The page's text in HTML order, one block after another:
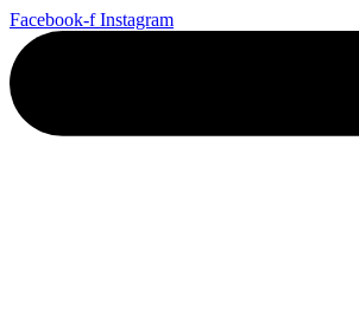
Ga
naar
de
inhoud
Facebook-f Instagram